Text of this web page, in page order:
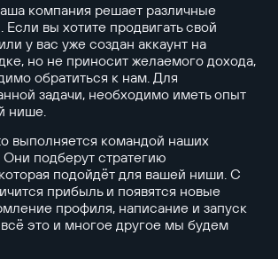
компания решает различные
Если вы хотите продвигать свой
у вас уже создан аккаунт на
но не приносит желаемого дохода,
обратиться к нам. Для
задачи, необходимо иметь опыт
нише.
выполняется командой наших
подберут стратегию
подойдёт для вашей ниши. С
прибыль и появятся новые
профиля, написание и запуск
это и многое другое мы будем